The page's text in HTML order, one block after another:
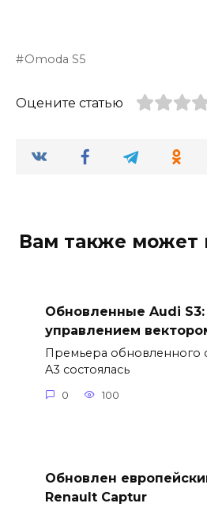
Omoda S5
Оцените статью
Вам также может
Обновленные Audi
управлением
Премьера обновленного
A3 состоялась
0 100
Обновлен
Renault Captur